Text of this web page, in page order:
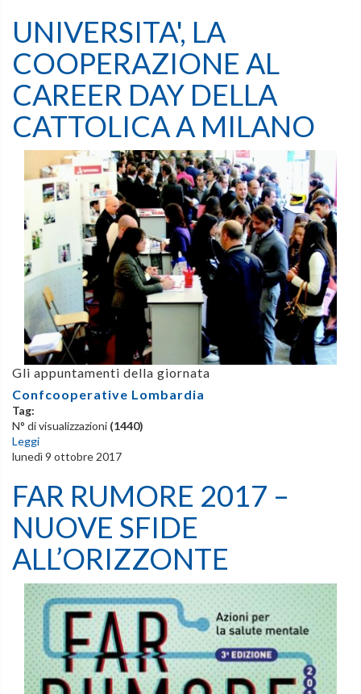
UNIVERSITA', LA
COOPERAZIONE AL
CAREER DAY DELLA
CATTOLICA A MILANO
Gli appuntamenti della giornata
Confcooperative Lombardia
Tag:
N° di visualizzazioni (1440)
Leggi
lunedì 9 ottobre 2017
FAR RUMORE 2017 –
NUOVE SFIDE
ALL’ORIZZONTE